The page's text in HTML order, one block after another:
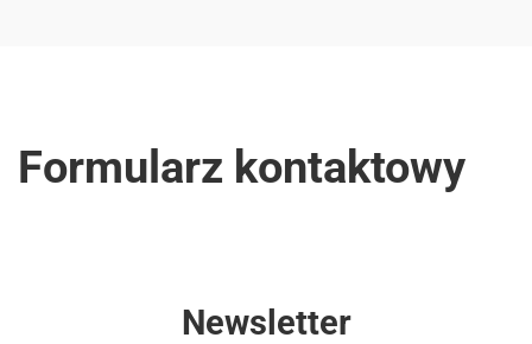
Formularz kontaktowy
Newsletter